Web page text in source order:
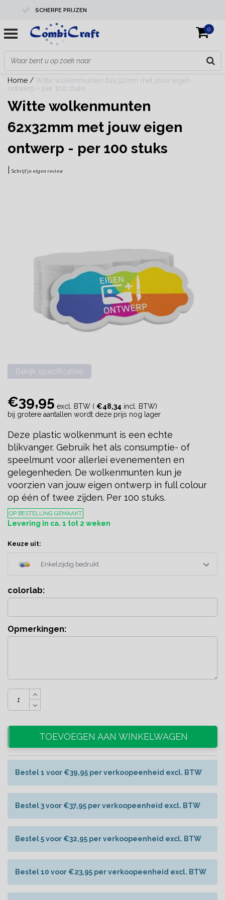
SCHERPE PRIJZEN
PROFESSIONELE KWALITEIT
EXPERTS IN MAATWERK
0
Home / Witte wolkenmunten 62x32mm met jouw eigen
ontwerp - per 100 stuks
Witte wolkenmunten
62x32mm met jouw eigen
ontwerp - per 100 stuks
Schrijf je eigen review
Bekijk specificaties
€39,95 excl. BTW ( €48,34 incl. BTW)
bij grotere aantallen wordt deze prijs nog lager
Deze plastic wolkenmunt is een echte
blikvanger. Gebruik het als consumptie- of
speelmunt voor allerlei evenementen en
gelegenheden. De wolkenmunten kun je
voorzien van jouw eigen ontwerp in full colour
op één of twee zijden. Per 100 stuks.
OP BESTELLING GEMAAKT
Levering in ca. 1 tot 2 weken
Keuze uit:
Enkelzijdig bedrukt
colorlab:
Opmerkingen:
TOEVOEGEN AAN WINKELWAGEN
Bestel 1 voor €39,95 per verkoopeenheid excl. BTW
Bestel 3 voor €37,95 per verkoopeenheid excl. BTW
Bestel 5 voor €32,95 per verkoopeenheid excl. BTW
Bestel 10 voor €23,95 per verkoopeenheid excl. BTW